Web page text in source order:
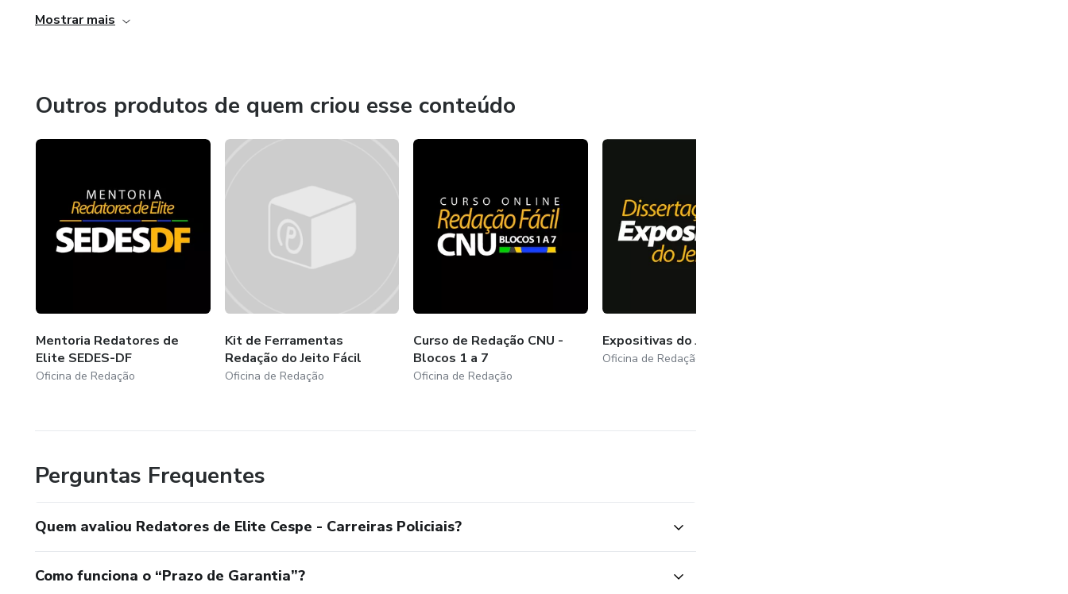
A Oficina de Redação é essa ajuda profissional. Nosso compromisso é ajudar você a identificar e corrigir seus erros até
você evolua e conquiste boas notas nas provas discursivas.
Saiba mais sobre nosso serviço de correção de redações e adquira um de nossos planos. Quanto mais você treinar,
Mostrar mais
Outros produtos de quem criou esse conteúdo
Mentoria Redatores de
Elite SEDES-DF
Oficina de Redação
Kit de Ferramentas
Redação do Jeito Fácil
Oficina de Redação
Curso de Redação CNU -
Blocos 1 a 7
Oficina de Redação
Expositivas do Jeito Fácil
Oficina de Redação
Perguntas Frequentes
Quem avaliou Redatores de Elite Cespe - Carreiras Policiais?
Como funciona o “Prazo de Garantia”?